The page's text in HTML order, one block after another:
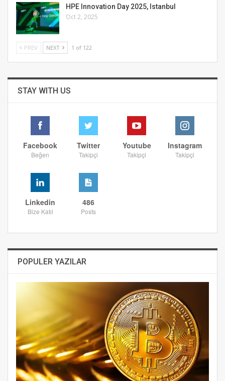
HPE Innovation Day 2025, Istanbul
Oct 2, 2025
PREV NEXT 1 of 122
STAY WITH US
Facebook
Beğen
Twitter
Takipçi
Youtube
Takipçi
Instagram
Takipçi
Linkedin
Bize Katıl
486
Posts
POPULER YAZILAR